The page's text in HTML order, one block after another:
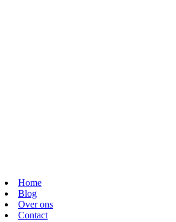
Home
Blog
Over ons
Contact